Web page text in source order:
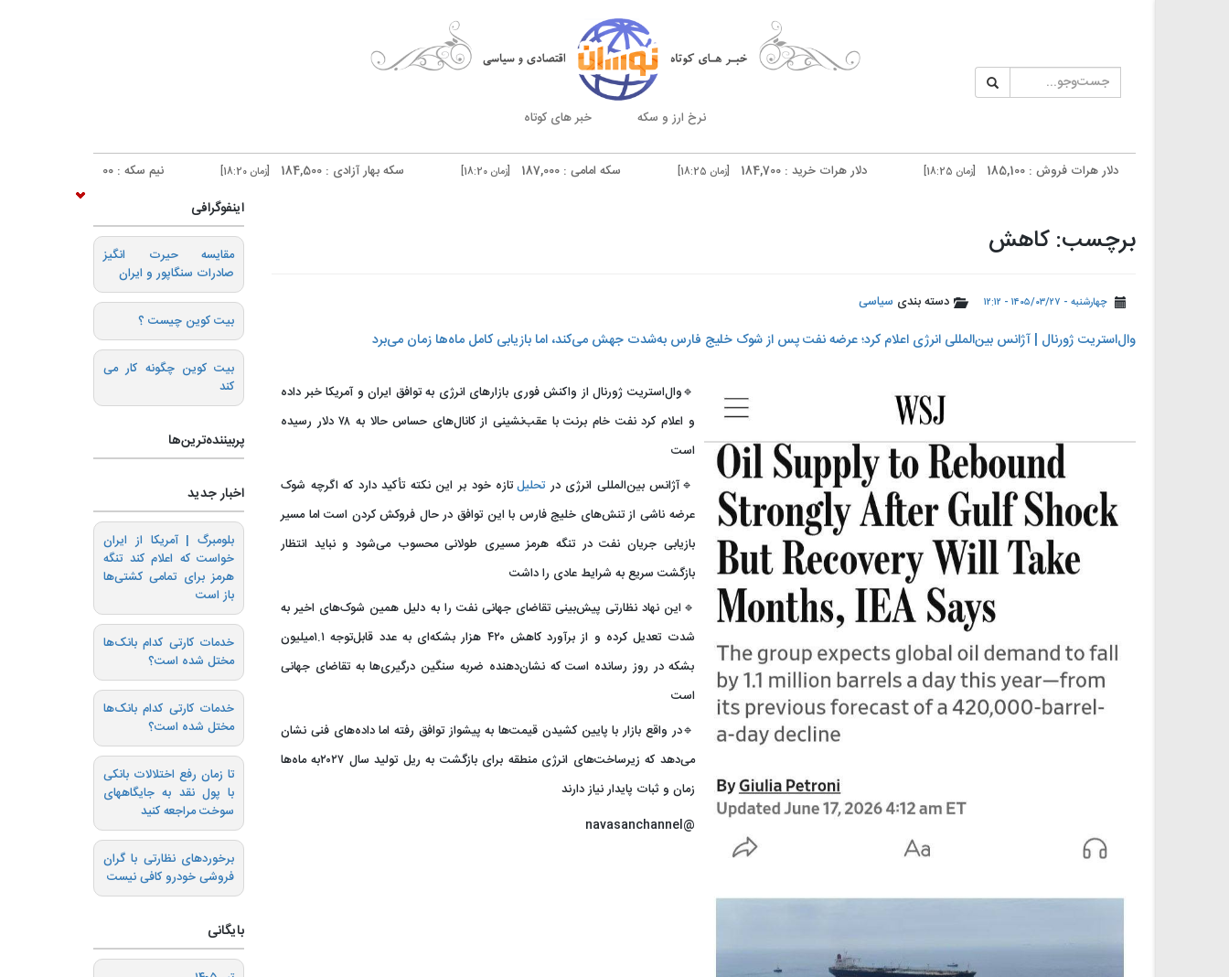
نرخ ارز و سکه خبر های کوتاه
دلار هرات فروش : 185,100 [زمان 18:25] دلار هرات خرید : 184,700 [زمان 18:25] سکه امامی : 187,000 [زمان 18:20] سکه بهار آزادی : 184,500 [زمان 18:20] نیم سکه : 96,000 [زمان 18:20]
برچسب: کاهش
چهارشنبه - ۱۴۰۵/۰۳/۲۷ - ۱۲:۱۲ دسته بندی سیاسی
وال‌استریت ژورنال | آژانس بین‌المللی انرژی اعلام کرد؛ عرضه نفت پس از شوک خلیج فارس به‌شدت جهش می‌کند، اما بازیابی کامل ماه‌ها زمان می‌برد
🔹وال‌استریت ژورنال از واکنش فوری بازارهای انرژی به توافق ایران و آمریکا خبر داده
و اعلام کرد نفت خام برنت با عقب‌نشینی از کانال‌های حساس حالا به ۷۸ دلار رسیده
است
🔹آژانس بین‌المللی انرژی در تحلیلتازه‌ خود بر این نکته تأکید دارد که اگرچه شوک
عرضه ناشی از تنش‌های خلیج فارس با این توافق در حال فروکش کردن است اما مسیر
بازیابی جریان نفت در تنگه هرمز مسیری طولانی محسوب می‌شود و نباید انتظار
بازگشت سریع به شرایط عادی را داشت
🔹این نهاد نظارتی پیش‌بینی تقاضای جهانی نفت را به دلیل همین شوک‌های اخیر به
شدت تعدیل کرده و از برآورد کاهش ۴۲۰ هزار بشکه‌ای به عدد قابل‌توجه ۱.۱میلیون
بشکه در روز رسانده است که نشان‌دهنده ضربه سنگین درگیری‌ها به تقاضای جهانی
است
🔹در واقع بازار با پایین کشیدن قیمت‌ها به پیشواز توافق رفته اما داده‌های فنی نشان
می‌دهد که زیرساخت‌های انرژی منطقه برای بازگشت به ریل تولید سال ۲۰۲۷به ماه‌ها
زمان و ثبات پایدار نیاز دارند
@navasanchannel
اینفوگرافی
️مقایسه حیرت انگیز
صادرات سنگاپور و ایران
بیت کوین چیست ؟
بیت کوین چگونه کار می
کند
پربیننده‌ترین‌ها
اخبار جدید
بلومبرگ | آمریکا از ایران
خواست که اعلام کند تنگه
هرمز برای تمامی کشتی‌ها
باز است
خدمات کارتی کدام بانک‌ها
مختل شده است؟
خدمات کارتی کدام بانک‌ها
مختل شده است؟
تا زمان رفع اختلالات بانکی
با پول نقد به جایگاههای
سوخت مراجعه کنید
برخوردهای نظارتی با گران
فروشی خودرو کافی نیست
بایگانی